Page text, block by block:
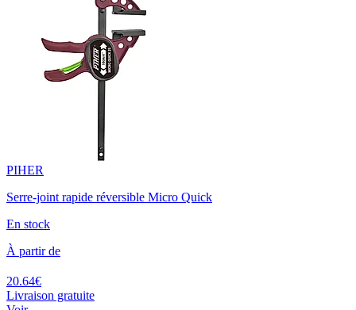
PIHER
Serre-joint rapide réversible Micro Quick
En stock
À partir de
20.64€
Livraison gratuite